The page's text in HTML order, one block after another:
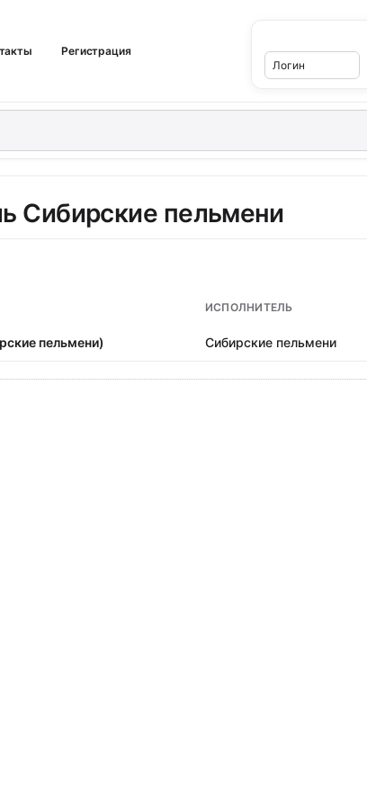
Регистрация
Сибирские пельмени
ИСПОЛНИТЕЛЬ
пельмени) Сибирские пельмени